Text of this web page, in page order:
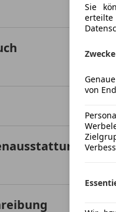
Sie
Zwecke
von